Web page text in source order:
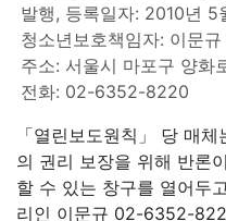
발행, 등록일자: 2010년 5
청소년보호책임자: 이문규
주소: 서울시 마포구 양
전화: 02-6352-8220
「열린보도원칙」 당 매
의 권리 보장을 위해 반론
할 수 있는 창구를 열어두
리인 이문규 02-6352-